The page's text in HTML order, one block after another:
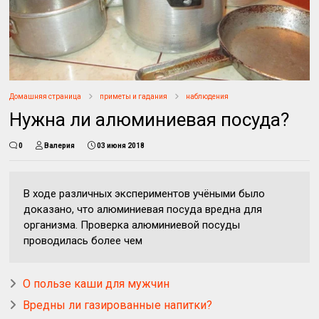
Домашняя страница приметы и гадания наблюдения
Нужна ли алюминиевая посуда?
0 Валерия 03 июня 2018
В ходе различных экспериментов учёными было
доказано, что алюминиевая посуда вредна для
организма. Проверка алюминиевой посуды
проводилась более чем
О пользе каши для мужчин
Вредны ли газированные напитки?